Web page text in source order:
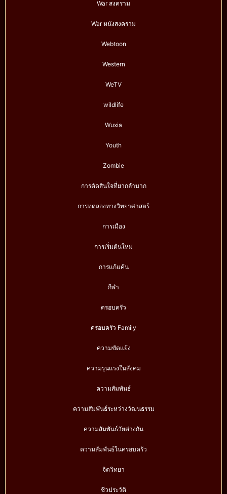
War สงคราม
War หนังสงคราม
Webtoon
Western
WeTV
wildlife
Wuxia
Youth
Zombie
การตัดสินใจที่ยากลำบาก
การทดลองทางวิทยาศาสตร์
การเมือง
การเริ่มต้นใหม่
การแก้แค้น
กีฬา
ครอบครัว
ครอบครัว Family
ความขัดแย้ง
ความรุนแรงในสังคม
ความสัมพันธ์
ความสัมพันธ์ระหว่างวัฒนธรรม
ความสัมพันธ์วัยต่างกัน
ความสัมพันธ์ในครอบครัว
จิตวิทยา
ชีวประวัติ